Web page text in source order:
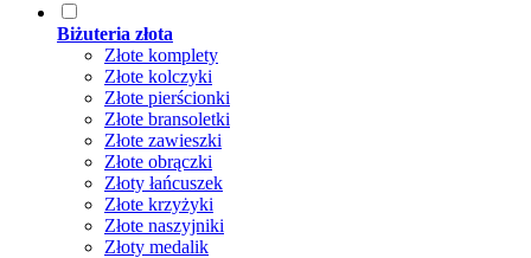
Biżuteria złota
Złote komplety
Złote kolczyki
Złote pierścionki
Złote bransoletki
Złote zawieszki
Złote obrączki
Złoty łańcuszek
Złote krzyżyki
Złote naszyjniki
Złoty medalik